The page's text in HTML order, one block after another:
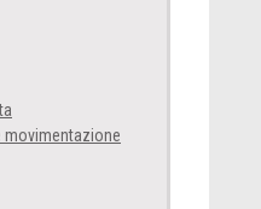
movimentazione